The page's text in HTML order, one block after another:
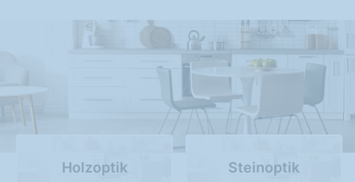
Holzoptik Steinoptik